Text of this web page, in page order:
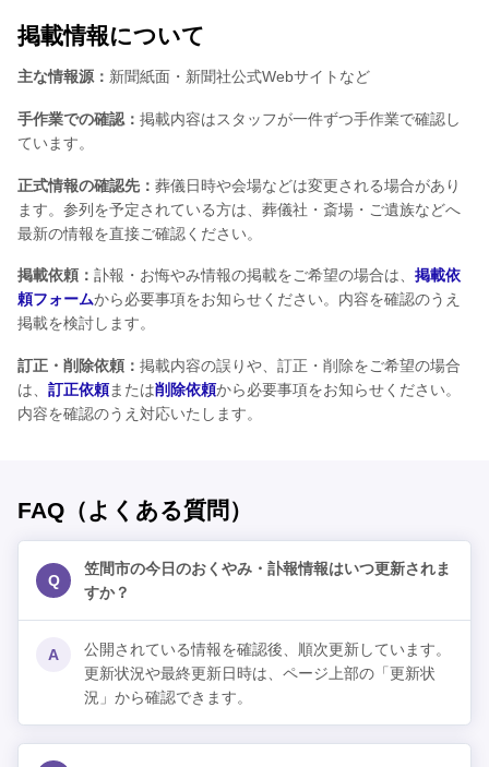
掲載情報について
主な情報源： 新聞紙面・新聞社公式Webサイトなど
手作業での確認： 掲載内容はスタッフが一件ずつ手作業で確認し
ています。
正式情報の確認先： 葬儀日時や会場などは変更される場合があり
ます。参列を予定されている方は、葬儀社・斎場・ご遺族などへ
最新の情報を直接ご確認ください。
掲載依頼： 訃報・お悔やみ情報の掲載をご希望の場合は、 掲載依
頼フォームから必要事項をお知らせください。内容を確認のうえ
掲載を検討します。
訂正・削除依頼： 掲載内容の誤りや、訂正・削除をご希望の場合
は、 訂正依頼または削除依頼から必要事項をお知らせください。
内容を確認のうえ対応いたします。
FAQ（よくある質問）
Q
笠間市の今日のおくやみ・訃報情報はいつ更新されま
すか？
A
公開されている情報を確認後、順次更新しています。
更新状況や最終更新日時は、ページ上部の「更新状
況」から確認できます。